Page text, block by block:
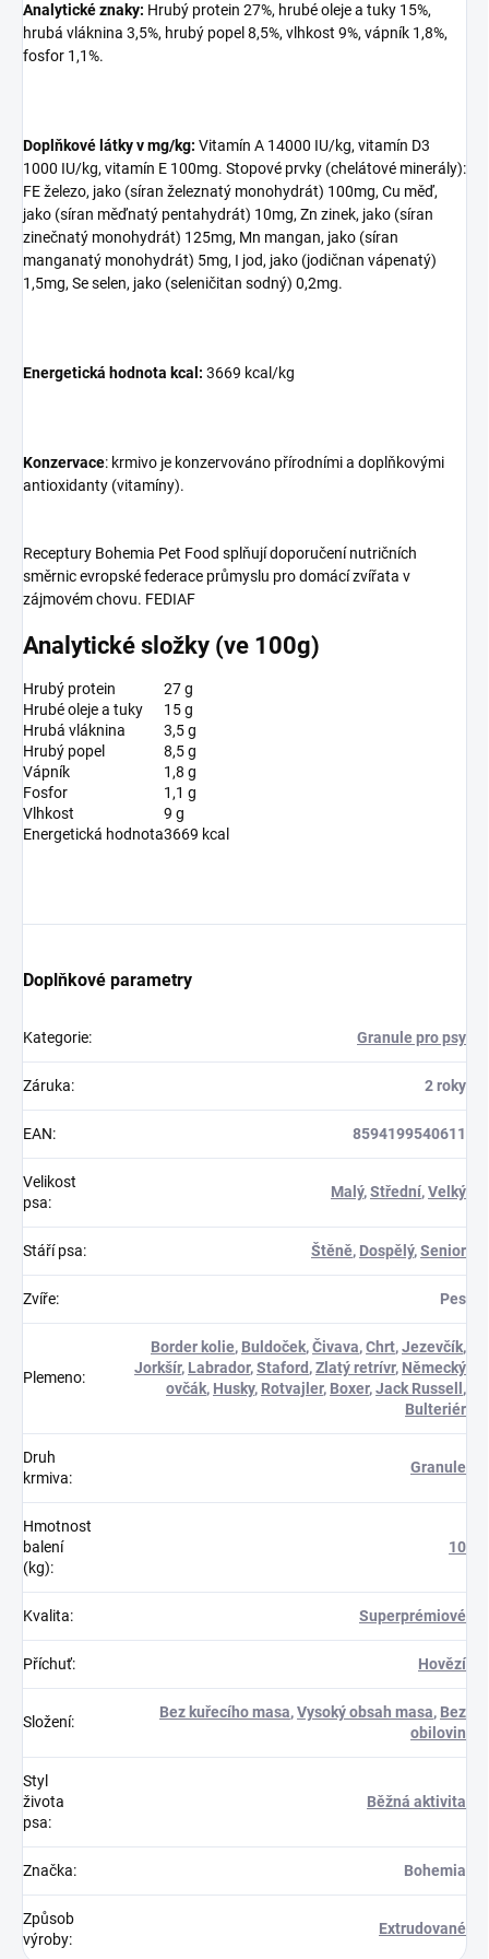
Analytické znaky: Hrubý protein 27%, hrubé oleje a tuky 15%,
hrubá vláknina 3,5%, hrubý popel 8,5%, vlhkost 9%, vápník 1,8%,
fosfor 1,1%.
Doplňkové látky v mg/kg: Vitamín A 14000 IU/kg, vitamín D3
1000 IU/kg, vitamín E 100mg. Stopové prvky (chelátové minerály):
FE železo, jako (síran železnatý monohydrát) 100mg, Cu měď,
jako (síran měďnatý pentahydrát) 10mg, Zn zinek, jako (síran
zinečnatý monohydrát) 125mg, Mn mangan, jako (síran
manganatý monohydrát) 5mg, I jod, jako (jodičnan vápenatý)
1,5mg, Se selen, jako (seleničitan sodný) 0,2mg.
Energetická hodnota kcal: 3669 kcal/kg
Konzervace: krmivo je konzervováno přírodními a doplňkovými
antioxidanty (vitamíny).
Receptury Bohemia Pet Food splňují doporučení nutričních
směrnic evropské federace průmyslu pro domácí zvířata v
zájmovém chovu. FEDIAF
Analytické složky (ve 100g)
Hrubý protein
27 g
Hrubé oleje a tuky
15 g
Hrubá vláknina
3,5 g
Hrubý popel
8,5 g
Vápník
1,8 g
Fosfor
1,1 g
Vlhkost
9 g
Energetická hodnota3669 kcal
Doplňkové parametry
Kategorie: Granule pro psy
Záruka: 2 roky
EAN: 8594199540611
Velikost
psa:
Malý,Střední,Velký
Stáří psa: Štěně, Dospělý,Senior
Zvíře: Pes
Plemeno:
Border kolie, Buldoček,Čivava,Chrt,Jezevčík,
Jorkšír, Labrador,Staford ,Zlatý retrívr, Německý
ovčák, Husky, Rotvajler, Boxer,Jack Russell ,
Bulteriér
Druh
krmiva:
Granule
Hmotnost
balení
(kg):
10
Kvalita: Superprémiové
Příchuť: Hovězí
Složení:
Bez kuřecího masa,Vysoký obsah masa, Bez
obilovin
Styl
života
psa:
Běžná aktivita
Značka: Bohemia
Způsob
výroby:
Extrudované